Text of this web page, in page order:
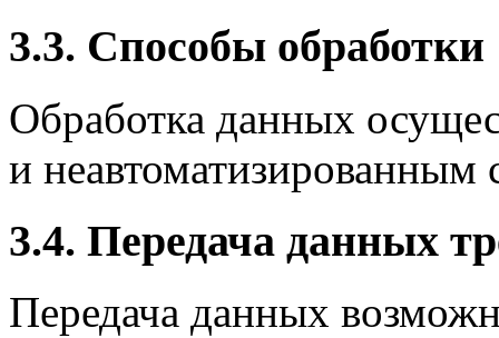
3.3. Способы обработки
Обработка данных
и неавтоматизированным
3.4. Передача данных
Передача данных